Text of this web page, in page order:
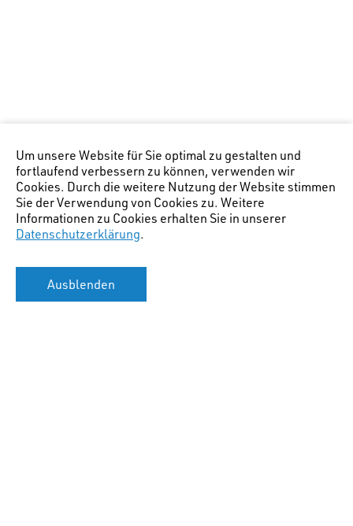
Um unsere Website für Sie optimal zu gestalten und
fortlaufend verbessern zu können, verwenden wir
Cookies. Durch die weitere Nutzung der Website stimmen
Sie der Verwendung von Cookies zu. Weitere
Informationen zu Cookies erhalten Sie in unserer
Datenschutzerklärung.
Ausblenden